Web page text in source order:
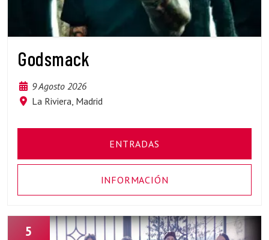
Godsmack
9 Agosto 2026
La Riviera, Madrid
ENTRADAS
INFORMACIÓN
5